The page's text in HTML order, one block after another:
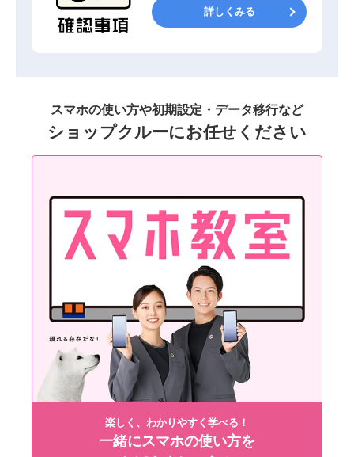
詳しくみる
スマホの使い方や初期設定・データ移行など
ショップクルーにお任せください
楽しく、わかりやすく学べる！
一緒にスマホの使い方を